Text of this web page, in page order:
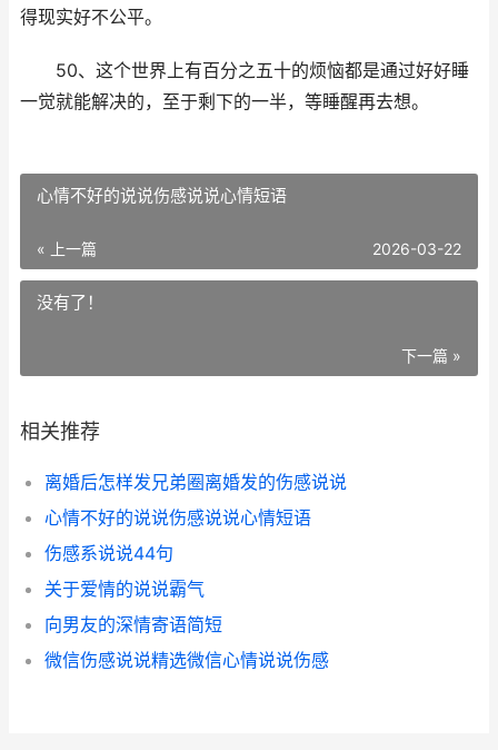
得现实好不公平。
50、这个世界上有百分之五十的烦恼都是通过好好睡
一觉就能解决的，至于剩下的一半，等睡醒再去想。
​心情不好的说说伤感说说心情短语
« 上一篇 2026-03-22
没有了！
下一篇 »
相关推荐
​离婚后怎样发兄弟圈离婚发的伤感说说
​心情不好的说说伤感说说心情短语
​伤感系说说44句
​关于爱情的说说霸气
​向男友的深情寄语简短
​微信伤感说说精选微信心情说说伤感